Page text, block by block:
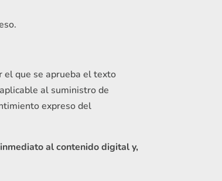
que se aprueba el texto
al suministro de
expreso del
al contenido digital y,